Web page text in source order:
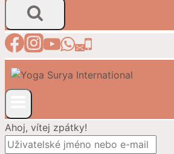
Ahoj, vítej zpátky!